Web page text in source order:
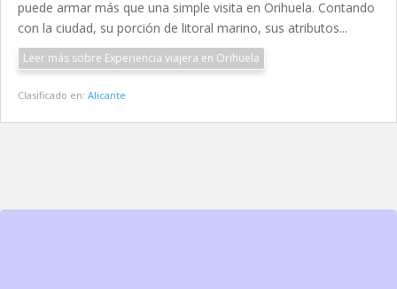
puede armar más que una simple visita en Orihuela. Contando
con la ciudad, su porción de litoral marino, sus atributos...
Leer más sobre Experiencia viajera en Orihuela
Clasificado en: Alicante